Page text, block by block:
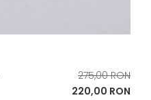
Pret
de
275,00 RON
Pret
220,00 RON